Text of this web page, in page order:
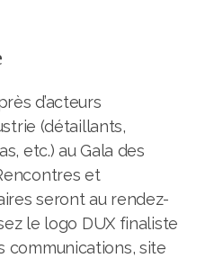
d’acteurs
(détaillants,
etc.) au Gala des
et
seront au rendez-
le logo DUX finaliste
communications, site